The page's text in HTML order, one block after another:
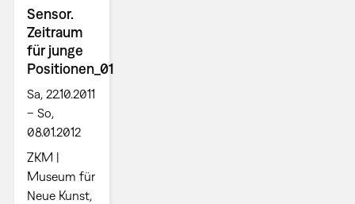
Sensor.
Zeitraum
für junge
Positionen_01
Sa, 22.10.2011
– So,
08.01.2012
ZKM |
Museum für
Neue Kunst,